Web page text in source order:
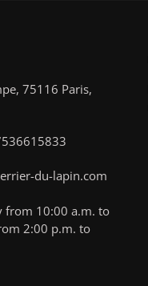
la
produit
75116 Paris,
du-lapin.com
from 10:00 a.m. to
2:00 p.m. to